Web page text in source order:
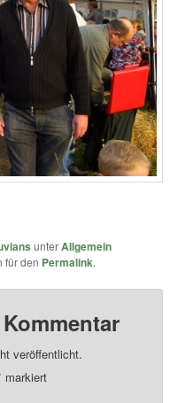
unterAllgemein
für den Permalink.
veröffentlicht.
markiert